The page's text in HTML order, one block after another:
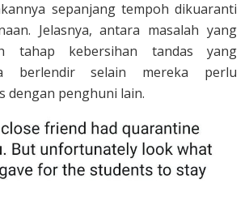
sepanjang tempoh dikuaranti
Jelasnya, antara masalah yang
tahap kebersihan tandas yang
berlendir selain mereka perlu
dengan penghuni lain.